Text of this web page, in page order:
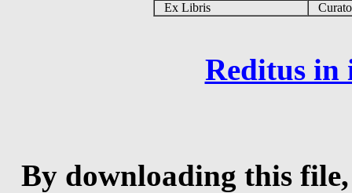
Ex Libris
Reditus in
By downloading this